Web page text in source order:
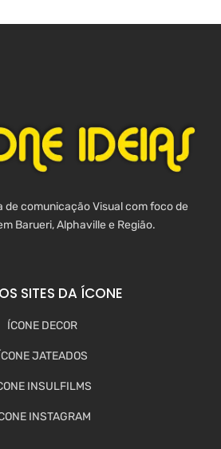
de comunicação Visual com foco de
Barueri, Alphaville e Região.
SITES DA ÍCONE
ÍCONE DECOR
JATEADOS
INSULFILMS
INSTAGRAM